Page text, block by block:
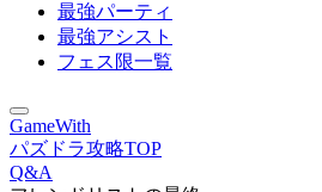
最強パーティ
最強アシスト
フェス限一覧
GameWith
パズドラ攻略TOP
Q&A